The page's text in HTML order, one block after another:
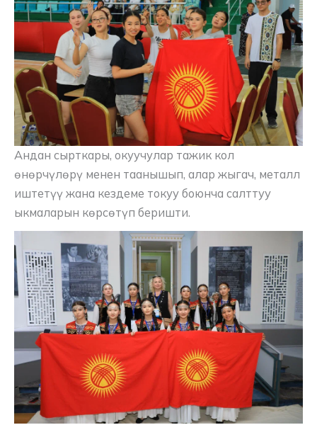
Андан сырткары, окуучулар тажик кол
өнөрчүлөрү менен таанышып, алар жыгач, металл
иштетүү жана кездеме токуу боюнча салттуу
ыкмаларын көрсөтүп беришти.